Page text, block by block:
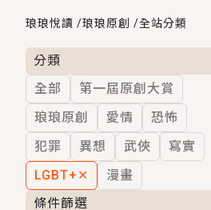
創,作家招募｜華
小編心動書單｜
GL｜《夏日與檸
BL｜《費洛蒙中
OMG你嚇到我了
言情｜《國語推行
琅琅悅讀 /琅琅原創 /全站分類
分類
全部
第一屆原創大賞
琅琅原創
愛情
恐怖
犯罪
異想 武俠
寫實
LGBT+ ✕
漫畫
條件篩選